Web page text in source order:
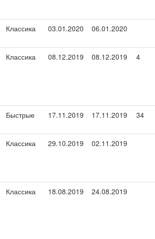
Классика 03.01.2020 06.01.2020
Классика 08.12.2019 08.12.2019 4
Быстрые 17.11.2019 17.11.2019 34
Классика 29.10.2019 02.11.2019
Классика 18.08.2019 24.08.2019